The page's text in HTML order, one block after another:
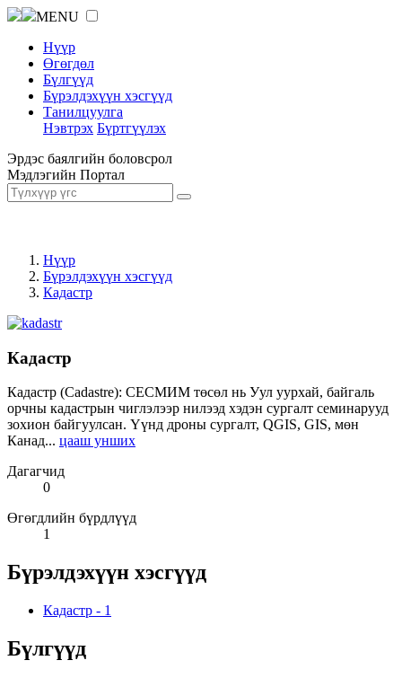
MENU
Нүүр
Өгөгдөл
Бүлгүүд
Бүрэлдэхүүн хэсгүүд
Танилцуулга
Нэвтрэх Бүртгүүлэх
Эрдэс баялгийн боловсрол
Мэдлэгийн Портал
Нүүр
Бүрэлдэхүүн хэсгүүд
Кадастр
Кадастр
Кадастр (Cadastre): СЕСМИМ төсөл нь Уул уурхай, байгаль
орчны кадастрын чиглэлээр нилээд хэдэн сургалт семинарууд
зохион байгуулсан. Үүнд дроны сургалт, QGIS, GIS, мөн
Канад... цааш унших
Дагагчид
0
Өгөгдлийн бүрдлүүд
1
Бүрэлдэхүүн хэсгүүд
Кадастр - 1
Бүлгүүд